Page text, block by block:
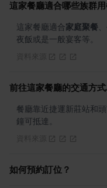
這家餐廳適合哪些族群用
這家餐廳適合家庭聚餐
夜飯或是一般宴客等。
前往這家餐廳的交通方
餐廳靠近捷運新莊站和
鐘可抵達。
如何預約訂位？